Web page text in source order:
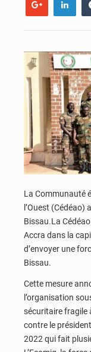
La Communauté
l’Ouest (Cédéao)
Bissau.La
Accra dans la
d’envoyer une
Bissau.
Cette mesure
l’organisation
sécuritaire fragile
contre le
2022 qui fait